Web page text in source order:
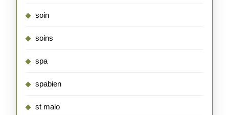
soin
soins
spa
spabien
st malo